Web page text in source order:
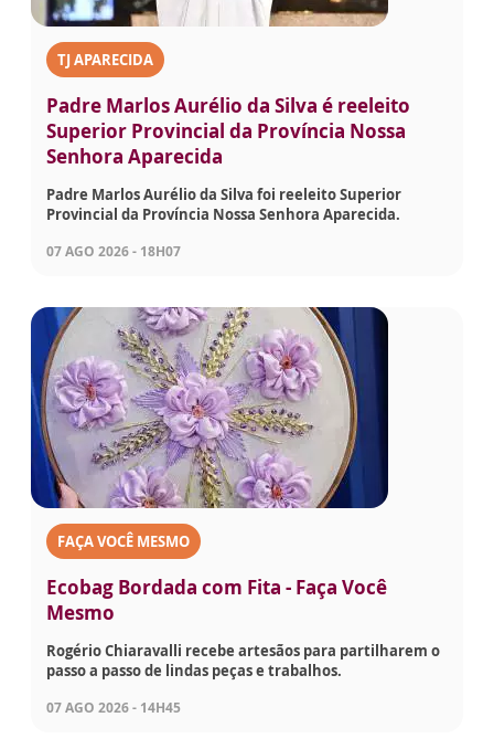
TJ APARECIDA
Padre Marlos Aurélio da Silva é reeleito
Superior Provincial da Província Nossa
Senhora Aparecida
Padre Marlos Aurélio da Silva foi reeleito Superior
Provincial da Província Nossa Senhora Aparecida.
07 AGO 2026 - 18H07
FAÇA VOCÊ MESMO
Ecobag Bordada com Fita - Faça Você
Mesmo
Rogério Chiaravalli recebe artesãos para partilharem o
passo a passo de lindas peças e trabalhos.
07 AGO 2026 - 14H45